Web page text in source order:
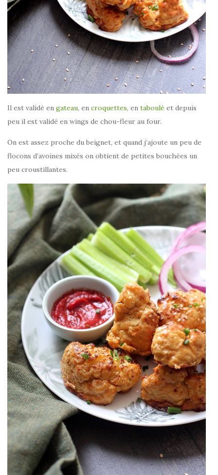
Il est validé en gateau, en croquettes, en taboulé et depuis
peu il est validé en wings de chou-fleur au four.
On est assez proche du beignet, et quand j’ajoute un peu de
flocons d’avoines mixés on obtient de petites bouchées un
peu croustillantes.